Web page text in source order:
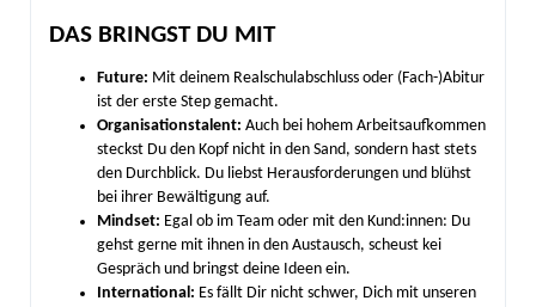
DAS BRINGST DU MIT
Future: Mit deinem Realschulabschluss oder (Fach-)Abitur
ist der erste Step gemacht.
Organisationstalent: Auch bei hohem Arbeitsaufkommen
steckst Du den Kopf nicht in den Sand, sondern hast stets
den Durchblick. Du liebst Herausforderungen und blühst
bei ihrer Bewältigung auf.
Mindset: Egal ob im Team oder mit den Kund:innen: Du
gehst gerne mit ihnen in den Austausch, scheust kei
Gespräch und bringst deine Ideen ein.
International: Es fällt Dir nicht schwer, Dich mit unseren